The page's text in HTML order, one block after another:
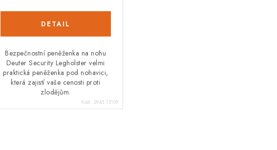
Bezpečnostní peněženka na nohu
Deuter Security Legholster velmi
praktická peněženka pod nohavici,
která zajistí vaše cenosti proti
zlodějům.
Kód: 2945.15109